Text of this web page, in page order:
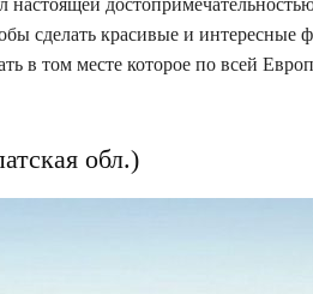
сделать красивые и интересные
в том месте которое по всей
обл.)